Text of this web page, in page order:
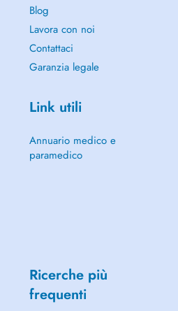
Blog
Lavora con noi
Contattaci
Garanzia legale
Link utili
Annuario medico e
paramedico
Ricerche più
frequenti